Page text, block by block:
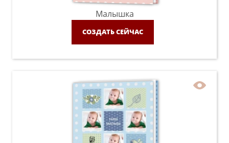
Малышка
СОЗДАТЬ СЕЙЧАС